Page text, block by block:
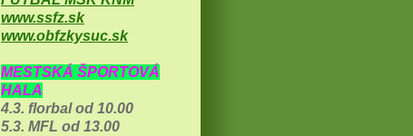
www.ssfz.sk
www.obfzkysuc.sk
MESTSKÁ ŠPORTOVÁ
HALA
4.3. florbal od 10.00
5.3. MFL od 13.00